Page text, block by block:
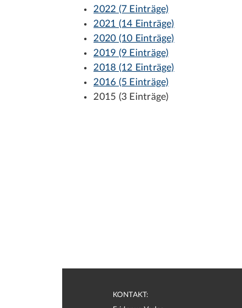
2022 (7 Einträge)
2021 (14 Einträge)
2020 (10 Einträge)
2019 (9 Einträge)
2018 (12 Einträge)
2016 (5 Einträge)
2015 (3 Einträge)
KONTAKT: